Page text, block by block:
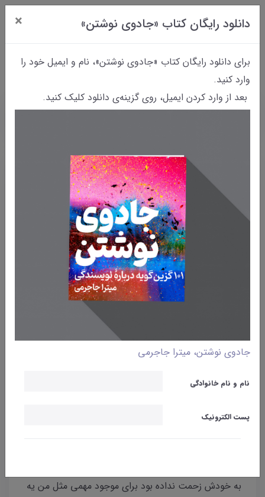
دانلود رایگان کتاب «جادوی نوشتن» ×
برای دانلود رایگان کتاب «جادوی نوشتن»، نام و ایمیل خود را
وارد کنید.
بعد از وارد کردن ایمیل، روی گزینه‌ی دانلود کلیک کنید.
جادوی نوشتن، میترا جاجرمی
نام و نام خانوادگی
پست الکترونیک
قصه‌ی بیل‌بیلَک
میترا جاجرمی 02 فروردین 1401
چیه؟ شرط می‌بندم که نمی‌دونید. بعضی کتابا داخلشون
یه چیزی هست که وقتی شما کتاب رو می‌خونید،
به خودش زحمت نداده بود برای موجود مهمی مثل من یه